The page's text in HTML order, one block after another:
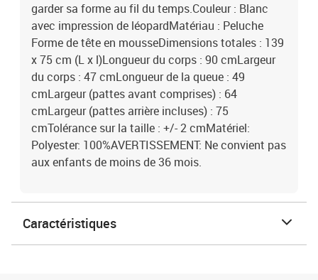
garder sa forme au fil du temps.Couleur : Blanc
avec impression de léopardMatériau : Peluche
Forme de tête en mousseDimensions totales : 139
x 75 cm (L x l)Longueur du corps : 90 cmLargeur
du corps : 47 cmLongueur de la queue : 49
cmLargeur (pattes avant comprises) : 64
cmLargeur (pattes arrière incluses) : 75
cmTolérance sur la taille : +/- 2 cmMatériel:
Polyester: 100%AVERTISSEMENT: Ne convient pas
aux enfants de moins de 36 mois.
Caractéristiques